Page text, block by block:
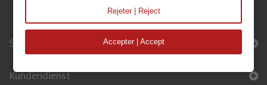
Segel & Accessoires
Kundendienst
Rejeter | Reject
Accepter | Accept